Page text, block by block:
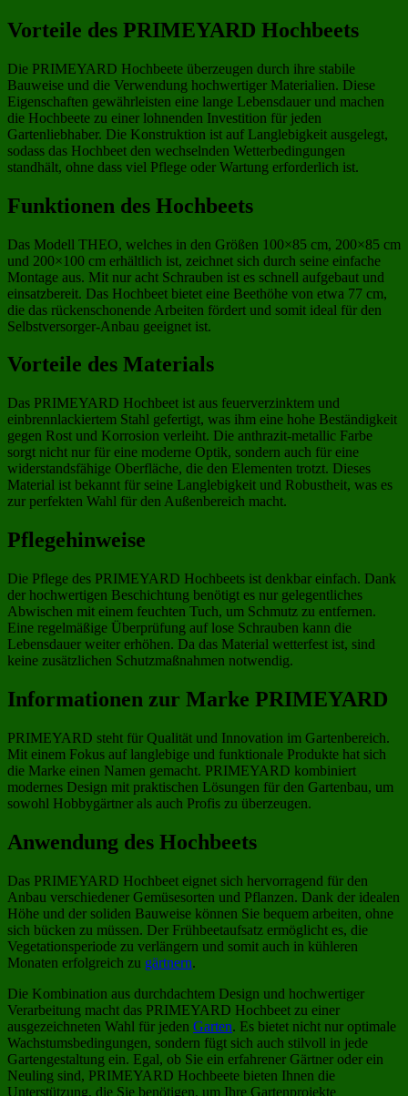
Vorteile des PRIMEYARD Hochbeets
Die PRIMEYARD Hochbeete überzeugen durch ihre stabile
Bauweise und die Verwendung hochwertiger Materialien. Diese
Eigenschaften gewährleisten eine lange Lebensdauer und machen
die Hochbeete zu einer lohnenden Investition für jeden
Gartenliebhaber. Die Konstruktion ist auf Langlebigkeit ausgelegt,
sodass das Hochbeet den wechselnden Wetterbedingungen
standhält, ohne dass viel Pflege oder Wartung erforderlich ist.
Funktionen des Hochbeets
Das Modell THEO, welches in den Größen 100×85 cm, 200×85 cm
und 200×100 cm erhältlich ist, zeichnet sich durch seine einfache
Montage aus. Mit nur acht Schrauben ist es schnell aufgebaut und
einsatzbereit. Das Hochbeet bietet eine Beethöhe von etwa 77 cm,
die das rückenschonende Arbeiten fördert und somit ideal für den
Selbstversorger-Anbau geeignet ist.
Vorteile des Materials
Das PRIMEYARD Hochbeet ist aus feuerverzinktem und
einbrennlackiertem Stahl gefertigt, was ihm eine hohe Beständigkeit
gegen Rost und Korrosion verleiht. Die anthrazit-metallic Farbe
sorgt nicht nur für eine moderne Optik, sondern auch für eine
widerstandsfähige Oberfläche, die den Elementen trotzt. Dieses
Material ist bekannt für seine Langlebigkeit und Robustheit, was es
zur perfekten Wahl für den Außenbereich macht.
Pflegehinweise
Die Pflege des PRIMEYARD Hochbeets ist denkbar einfach. Dank
der hochwertigen Beschichtung benötigt es nur gelegentliches
Abwischen mit einem feuchten Tuch, um Schmutz zu entfernen.
Eine regelmäßige Überprüfung auf lose Schrauben kann die
Lebensdauer weiter erhöhen. Da das Material wetterfest ist, sind
keine zusätzlichen Schutzmaßnahmen notwendig.
Informationen zur Marke PRIMEYARD
PRIMEYARD steht für Qualität und Innovation im Gartenbereich.
Mit einem Fokus auf langlebige und funktionale Produkte hat sich
die Marke einen Namen gemacht. PRIMEYARD kombiniert
modernes Design mit praktischen Lösungen für den Gartenbau, um
sowohl Hobbygärtner als auch Profis zu überzeugen.
Anwendung des Hochbeets
Das PRIMEYARD Hochbeet eignet sich hervorragend für den
Anbau verschiedener Gemüsesorten und Pflanzen. Dank der idealen
Höhe und der soliden Bauweise können Sie bequem arbeiten, ohne
sich bücken zu müssen. Der Frühbeetaufsatz ermöglicht es, die
Vegetationsperiode zu verlängern und somit auch in kühleren
Monaten erfolgreich zu gärtnern.
Die Kombination aus durchdachtem Design und hochwertiger
Verarbeitung macht das PRIMEYARD Hochbeet zu einer
ausgezeichneten Wahl für jeden Garten. Es bietet nicht nur optimale
Wachstumsbedingungen, sondern fügt sich auch stilvoll in jede
Gartengestaltung ein. Egal, ob Sie ein erfahrener Gärtner oder ein
Neuling sind, PRIMEYARD Hochbeete bieten Ihnen die
Unterstützung, die Sie benötigen, um Ihre Gartenprojekte